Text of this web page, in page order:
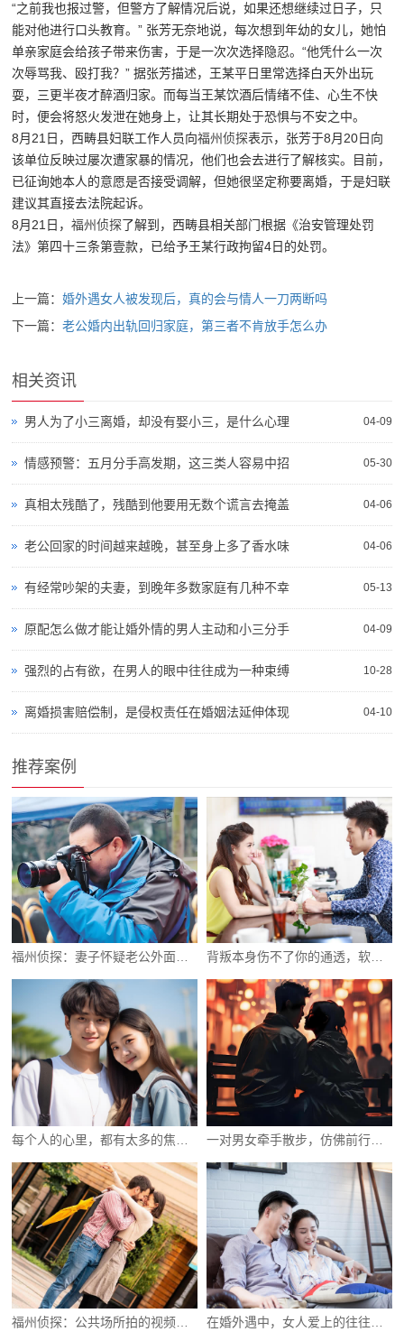
“之前我也报过警，但警方了解情况后说，如果还想继续过日子，只
能对他进行口头教育。” 张芳无奈地说，每次想到年幼的女儿，她怕
单亲家庭会给孩子带来伤害，于是一次次选择隐忍。“他凭什么一次
次辱骂我、殴打我？” 据张芳描述，王某平日里常选择白天外出玩
耍，三更半夜才醉酒归家。而每当王某饮酒后情绪不佳、心生不快
时，便会将怒火发泄在她身上，让其长期处于恐惧与不安之中。
8月21日，西畴县妇联工作人员向福州侦探表示，张芳于8月20日向
该单位反映过屡次遭家暴的情况，他们也会去进行了解核实。目前，
已征询她本人的意愿是否接受调解，但她很坚定称要离婚，于是妇联
建议其直接去法院起诉。
8月21日，福州侦探了解到，西畴县相关部门根据《治安管理处罚
法》第四十三条第壹款，已给予王某行政拘留4日的处罚。
上一篇：婚外遇女人被发现后，真的会与情人一刀两断吗
下一篇：老公婚内出轨回归家庭，第三者不肯放手怎么办
相关资讯
04-09
男人为了小三离婚，却没有娶小三，是什么心理
05-30
情感预警：五月分手高发期，这三类人容易中招
04-06
真相太残酷了，残酷到他要用无数个谎言去掩盖
04-06
老公回家的时间越来越晚，甚至身上多了香水味
05-13
有经常吵架的夫妻，到晚年多数家庭有几种不幸
04-09
原配怎么做才能让婚外情的男人主动和小三分手
10-28
强烈的占有欲，在男人的眼中往往成为一种束缚
04-10
离婚损害赔偿制，是侵权责任在婚姻法延伸体现
推荐案例
福州侦探：妻子怀疑老公外面有女人怎么办 背叛本身伤不了你的通透，软肋是你的执念
一对男女牵手散步，仿佛前行却又没有目标